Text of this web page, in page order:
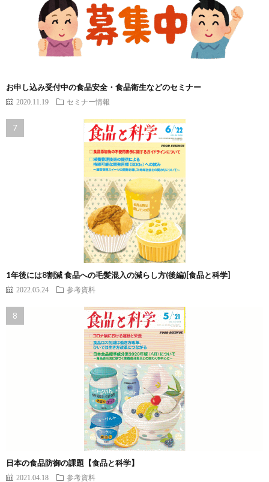
お申し込み受付中の食品安全・食品衛生などのセミナー
2020.11.19 セミナー情報
1年後には8割減 食品への毛髪混入の減らし方(後編)[食品と科学]
2022.05.24 参考資料
日本の食品防御の課題【食品と科学】
2021.04.18 参考資料